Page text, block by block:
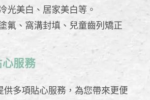
光美白、居家美白等。
氟、窩溝封填、兒童齒列矯正
服務
供多項貼心服務，為您帶來更便